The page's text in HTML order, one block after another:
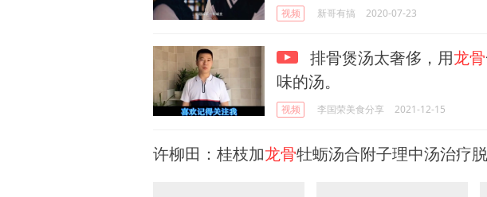
视频 新哥有搞 2020-07-23
排骨煲汤太奢侈，用龙骨
味的汤。
视频 李国荣美食分享 2021-12-15
许柳田：桂枝加龙骨牡蛎汤合附子理中汤治疗